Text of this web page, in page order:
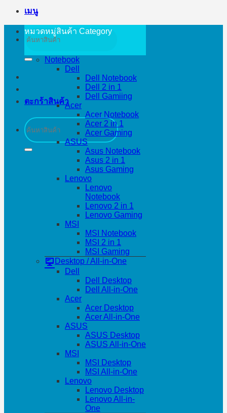
เมนู
ค้นหา:
ตะกร้าสินค้า
ค้นหา:
หมวดหมู่สินค้า Category
Notebook
Dell
Dell Notebook
Dell 2 in 1
Dell Gamiing
Acer
Acer Notebook
Acer 2 in 1
Acer Gaming
ASUS
Asus Notebook
Asus 2 in 1
Asus Gaming
Lenovo
Lenovo
Notebook
Lenovo 2 in 1
Lenovo Gaming
MSI
MSI Notebook
MSI 2 in 1
MSI Gaming
Desktop / All-in-One
Dell
Dell Desktop
Dell All-in-One
Acer
Acer Desktop
Acer All-in-One
ASUS
ASUS Desktop
ASUS All-in-One
MSI
MSI Desktop
MSI All-in-One
Lenovo
Lenovo Desktop
Lenovo All-in-
One